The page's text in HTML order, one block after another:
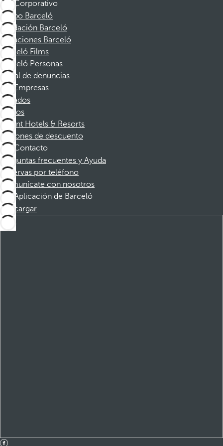
Corporativo
Grupo Barceló
Fundación Barceló
Vacaciones Barceló
Barceló Films
Barceló Personas
Canal de denuncias
Empresas
Afiliados
Socios
Dorint Hotels & Resorts
Cupones de descuento
Contacto
Preguntas frecuentes y Ayuda
Reservas por teléfono
Comunícate con nosotros
Aplicación de Barceló
Descargar